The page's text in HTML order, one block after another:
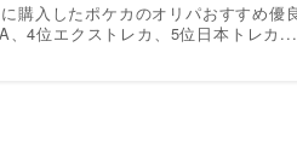
購入したポケカのオリパおすすめ優
、4位エクストレカ、5位日本トレカ...